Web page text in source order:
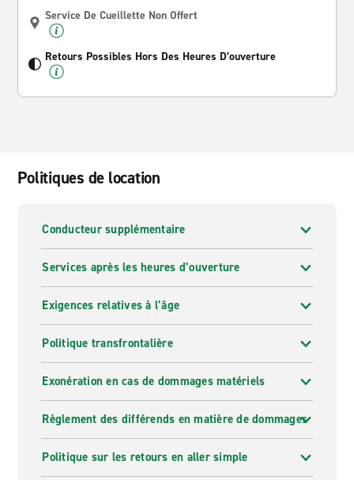
Service De Cueillette Non Offert
Retours Possibles Hors Des Heures D’ouverture
Politiques de location
Conducteur supplémentaire
Services après les heures d’ouverture
Exigences relatives à l’âge
Politique transfrontalière
Exonération en cas de dommages matériels
Règlement des différends en matière de dommages
Politique sur les retours en aller simple